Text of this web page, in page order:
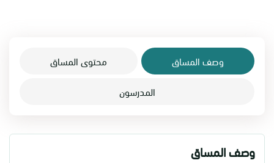
وصف المساق
محتوى المساق
المدرسون
وصف المساق